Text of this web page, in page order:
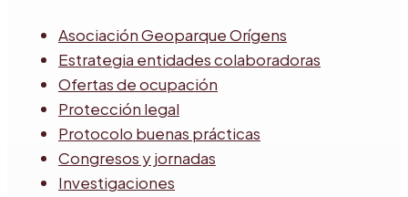
Asociación Geoparque Orígens
Estrategia entidades colaboradoras
Ofertas de ocupación
Protección legal
Protocolo buenas prácticas
Congresos y jornadas
Investigaciones